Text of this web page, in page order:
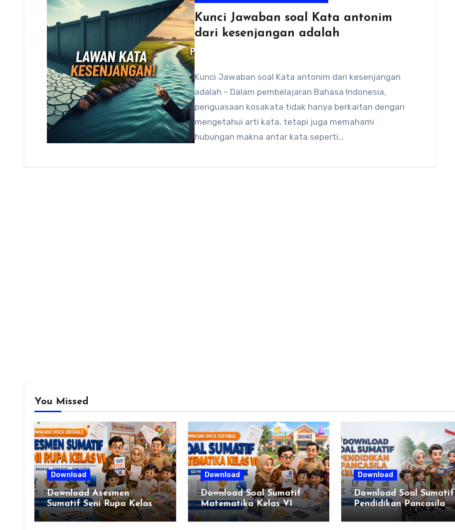
Kunci Jawaban soal Kata antonim
dari kesenjangan adalah
Kunci Jawaban soal Kata antonim dari kesenjangan
adalah – Dalam pembelajaran Bahasa Indonesia,
penguasaan kosakata tidak hanya berkaitan dengan
mengetahui arti kata, tetapi juga memahami
hubungan makna antar kata seperti…
You Missed
Download
Download Asesmen
Sumatif Seni Rupa Kelas
VI Lengkap (DOCX)
Download
Download Soal Sumatif
Matematika Kelas VI
SD/MI Kurikulum Merdeka
Download
Download Soal Sumatif
Pendidikan Pancasila
Kelas VI SD Kurikulum
Merdeka, Solusi Praktis